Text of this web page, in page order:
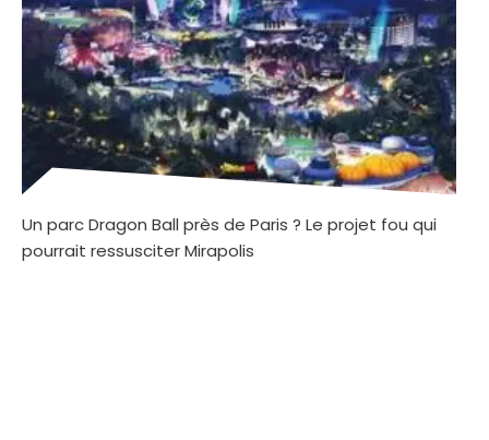
Un parc Dragon Ball près de Paris ? Le projet fou qui
pourrait ressusciter Mirapolis